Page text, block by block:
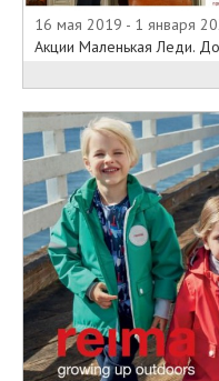
16 мая 2019 - 1 января
Акции Маленькая Леди.